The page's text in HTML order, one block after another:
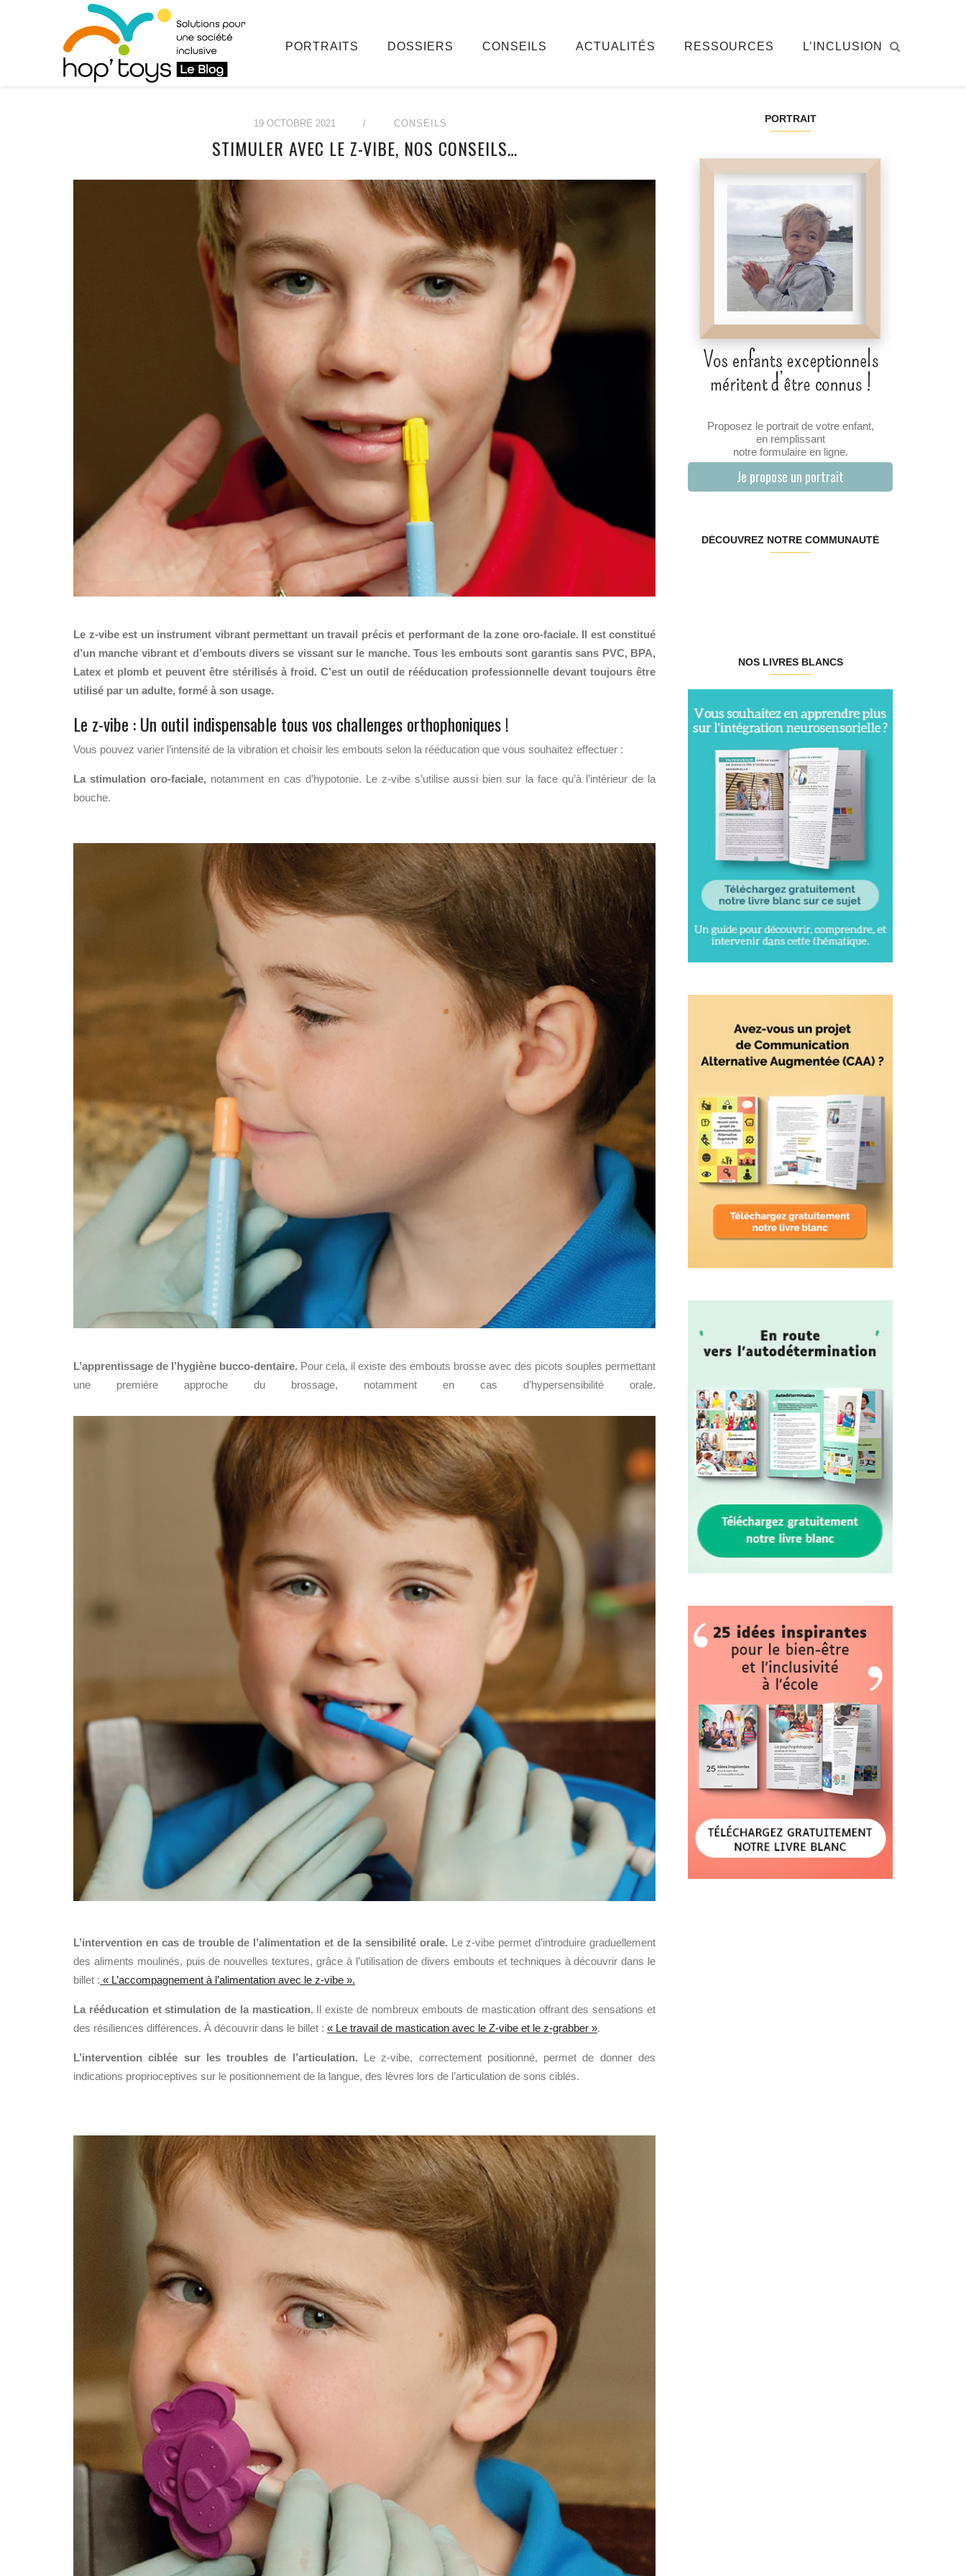
PORTRAITS DOSSIERS CONSEILS ACTUALITÉS RESSOURCES L’INCLUSION
19 OCTOBRE 2021 / CONSEILS
STIMULER AVEC LE Z-VIBE, NOS CONSEILS…
Le z-vibe est un instrument vibrant permettant un travail précis et performant de la zone oro-faciale. Il est constitué
d’un manche vibrant et d’embouts divers se vissant sur le manche. Tous les embouts sont garantis sans PVC, BPA,
Latex et plomb et peuvent être stérilisés à froid. C’est un outil de rééducation professionnelle devant toujours être
utilisé par un adulte, formé à son usage.
Le z-vibe : Un outil indispensable tous vos challenges orthophoniques !
Vous pouvez varier l’intensité de la vibration et choisir les embouts selon la rééducation que vous souhaitez effectuer :
La stimulation oro-faciale,notamment en cas d’hypotonie. Le z-vibe s’utilise aussi bien sur la face qu’à l’intérieur de la
bouche.
L’apprentissage de l’hygiène bucco-dentaire. Pour cela, il existe des embouts brosse avec des picots souples permettant
une première approche du brossage, notamment en cas d’hypersensibilité orale.
L’intervention en cas de trouble de l’alimentation et de la sensibilité orale. Le z-vibe permet d’introduire graduellement
des aliments moulinés, puis de nouvelles textures, grâce à l’utilisation de divers embouts et techniques à découvrir dans le
billet : « L’accompagnement à l’alimentation avec le z-vibe ».
La rééducation et stimulation de la mastication. Il existe de nombreux embouts de mastication offrant des sensations et
des résiliences différences. À découvrir dans le billet : « Le travail de mastication avec le Z-vibe et le z-grabber ».
L’intervention ciblée sur les troubles de l’articulation. Le z-vibe, correctement positionné, permet de donner des
indications proprioceptives sur le positionnement de la langue, des lèvres lors de l’articulation de sons ciblés.
PORTRAIT
Proposez le portrait de votre enfant,
en remplissant
notre formulaire en ligne.
Je propose un portrait
DÉCOUVREZ NOTRE COMMUNAUTÉ
NOS LIVRES BLANCS